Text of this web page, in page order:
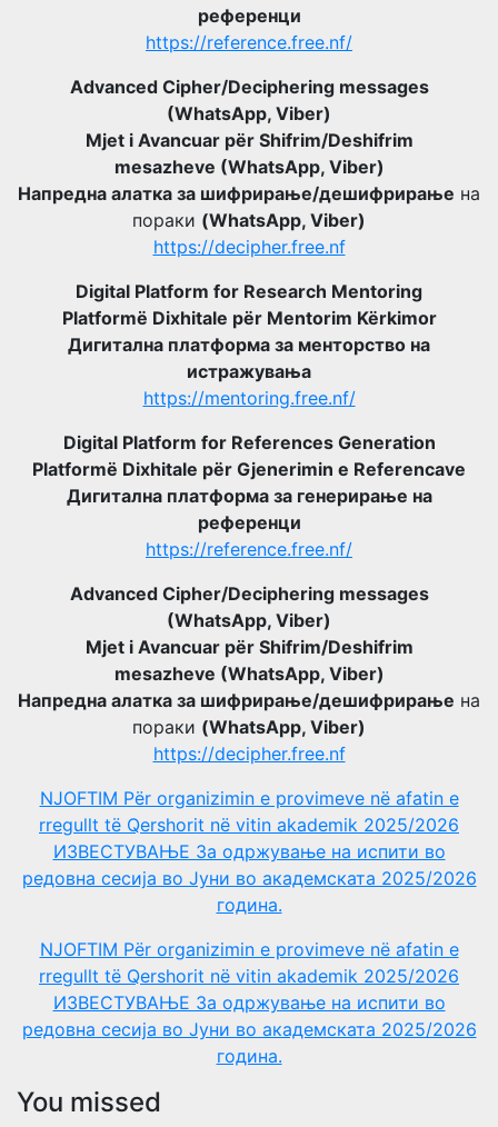
референци
https://reference.free.nf/
Advanced Cipher/Deciphering messages
(WhatsApp, Viber)
Mjet i Avancuar për Shifrim/Deshifrim
mesazheve (WhatsApp, Viber)
Напредна алатка за шифрирање/дешифрирање на
пораки (WhatsApp, Viber)
https://decipher.free.nf
Digital Platform for Research Mentoring
Platformë Dixhitale për Mentorim Kërkimor
Дигитална платформа за менторство на
истражувања
https://mentoring.free.nf/
Digital Platform for References Generation
Platformë Dixhitale për Gjenerimin e Referencave
Дигитална платформа за генерирање на
референци
https://reference.free.nf/
Advanced Cipher/Deciphering messages
(WhatsApp, Viber)
Mjet i Avancuar për Shifrim/Deshifrim
mesazheve (WhatsApp, Viber)
Напредна алатка за шифрирање/дешифрирање на
пораки (WhatsApp, Viber)
https://decipher.free.nf
NJOFTIM Për organizimin e provimeve në afatin e
rregullt të Qershorit në vitin akademik 2025/2026
ИЗВЕСТУВАЊЕ За одржување на испити во
редовна сесија во Јуни во академската 2025/2026
година.
NJOFTIM Për organizimin e provimeve në afatin e
rregullt të Qershorit në vitin akademik 2025/2026
ИЗВЕСТУВАЊЕ За одржување на испити во
редовна сесија во Јуни во академската 2025/2026
година.
You missed